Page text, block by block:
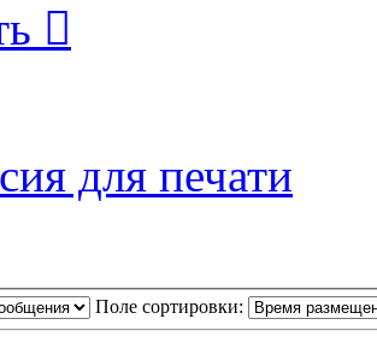
для печати
Поле сортировки: